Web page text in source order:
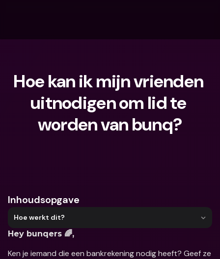
Hoe kan ik mijn vrienden
uitnodigen om lid te
worden van bunq?
Inhoudsopgave
Hoe werkt dit?
Hey bunqers 🌈,
Ken je iemand die een bankrekening nodig heeft? Geef ze